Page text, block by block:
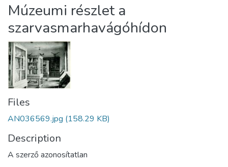
Statistics
About us
Múzeumi részlet a
szarvasmarhavágóhídon
Files
AN036569.jpg (158.29 KB)
Description
A szerző azonosítatlan